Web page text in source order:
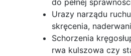
Urazy narządu
skręcenia,
Schorzenia
rwa kulszowa czy